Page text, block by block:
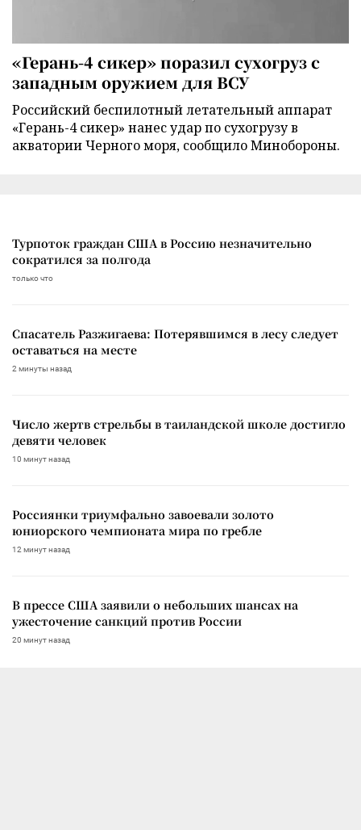
«Герань-4 сикер» поразил сухогруз с
западным оружием для ВСУ
Российский беспилотный летательный аппарат
«Герань-4 сикер» нанес удар по сухогрузу в
акватории Черного моря, сообщило Минобороны.
Турпоток граждан США в Россию незначительно
сократился за полгода
только что
Спасатель Разжигаева: Потерявшимся в лесу следует
оставаться на месте
2 минуты назад
Число жертв стрельбы в таиландской школе достигло
девяти человек
10 минут назад
Россиянки триумфально завоевали золото
юниорского чемпионата мира по гребле
12 минут назад
В прессе США заявили о небольших шансах на
ужесточение санкций против России
20 минут назад